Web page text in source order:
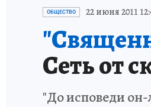
ИСПЫТАНО
ОБЩЕСТВО 22 июня 2011
Сеть от
"До исповеди